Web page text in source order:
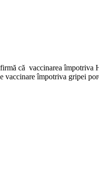
că vaccinarea împotriva
vaccinare împotriva gripei